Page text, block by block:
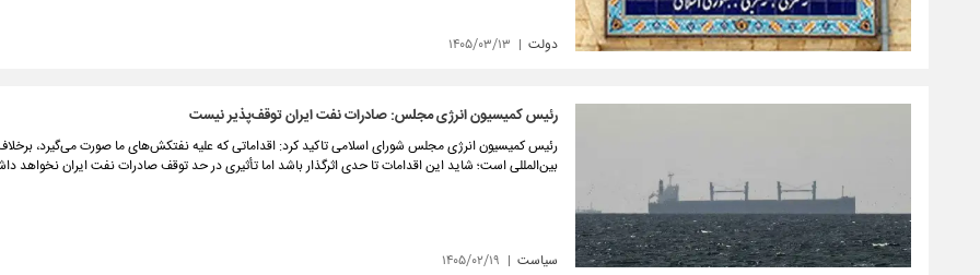
دولت ۱۴۰۵/۰۳/۱۳
رئیس کمیسیون انرژی مجلس: صادرات نفت ایران توقف‌پذیر نیست
رئیس کمیسیون انرژی مجلس شورای اسلامی تاکید کرد: اقداماتی که علیه نفتکش‌های ما صورت می‌گیرد،
بین‌المللی است؛ شاید این اقدامات تا حدی اثرگذار باشد اما تأثیری در حد توقف صادرات نفت ایران نخواهد
سیاست ۱۴۰۵/۰۲/۱۹